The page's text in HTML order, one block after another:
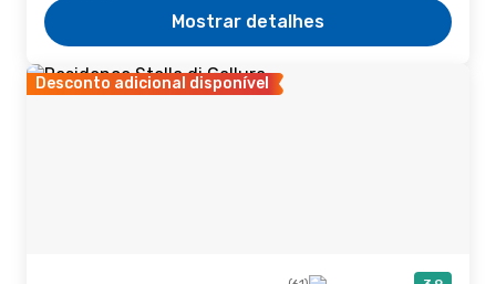
Mostrar detalhes
Desconto adicional disponível